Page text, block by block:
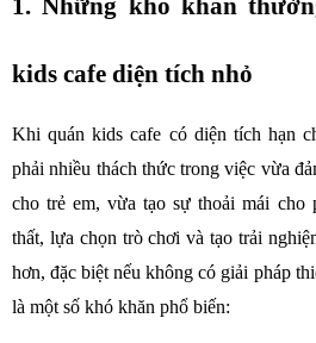
1. Những khó khăn
kids cafe diện tích nhỏ
Khi quán kids cafe có diện tích hạn
phải nhiều thách thức trong việc vừa
cho trẻ em, vừa tạo sự thoải mái
thất, lựa chọn trò chơi và tạo trải
hơn, đặc biệt nếu không có giải pháp
là một số khó khăn phổ biến: